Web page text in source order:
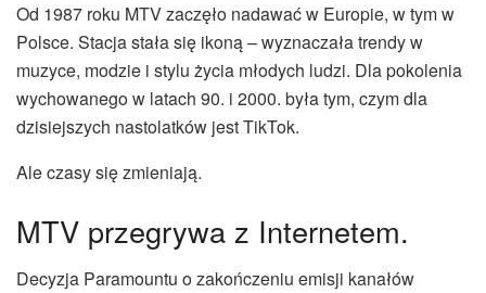
Od 1987 roku MTV zaczęło nadawać w Europie, w tym w
Polsce. Stacja stała się ikoną – wyznaczała trendy w
muzyce, modzie i stylu życia młodych ludzi. Dla pokolenia
wychowanego w latach 90. i 2000. była tym, czym dla
dzisiejszych nastolatków jest TikTok.
Ale czasy się zmieniają.
MTV przegrywa z Internetem.
Decyzja Paramountu o zakończeniu emisji kanałów